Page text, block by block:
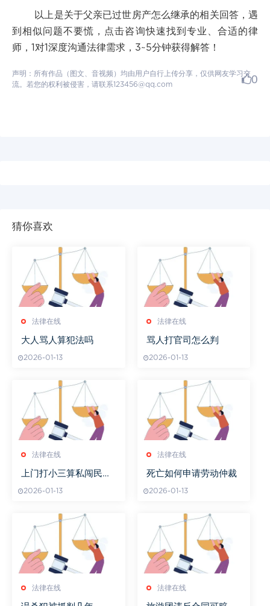
以上是关于父亲已过世房产怎么继承的相关回答，遇
到相似问题不要慌，点击咨询快速找到专业、合适的律
师，1对1深度沟通法律需求，3~5分钟获得解答！
声明：所有作品（图文、音视频）均由用户自行上传分享，仅供网友学习交
流。若您的权利被侵害，请联系123456@qq.com
0
猜你喜欢
法律在线
大人骂人算犯法吗
2026-01-13
法律在线
骂人打官司怎么判
2026-01-13
法律在线
上门打小三算私闯民宅
2026-01-13
法律在线
死亡如何申请劳动仲裁
2026-01-13
法律在线 法律在线